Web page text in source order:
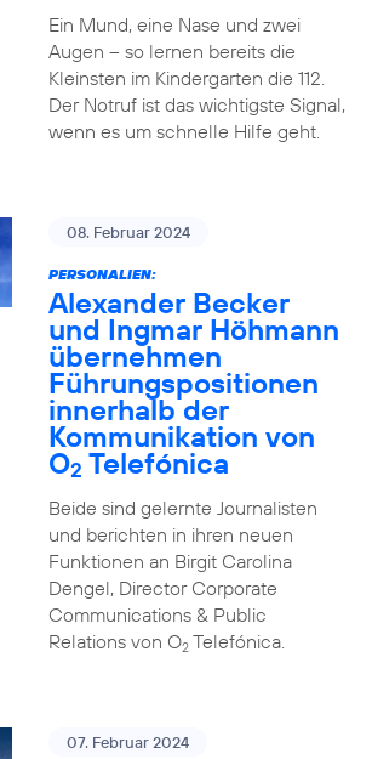
Ein Mund, eine Nase und zwei
Augen – so lernen bereits die
Kleinsten im Kindergarten die 112.
Der Notruf ist das wichtigste Signal,
wenn es um schnelle Hilfe geht.
08. Februar 2024
PERSONALIEN:
Alexander Becker
und Ingmar Höhmann
übernehmen
Führungspositionen
innerhalb der
Kommunikation von
O2 Telefónica
Beide sind gelernte Journalisten
und berichten in ihren neuen
Funktionen an Birgit Carolina
Dengel, Director Corporate
Communications & Public
Relations von O2Telefónica.
07. Februar 2024